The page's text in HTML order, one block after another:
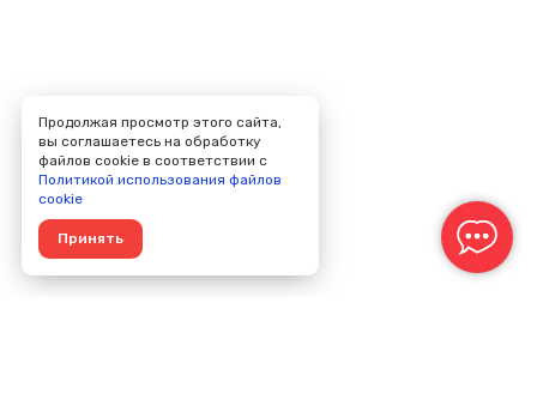
Продолжая просмотр этого сайта,
вы соглашаетесь на обработку
файлов cookie в соответствии с
Политикой использования файлов
cookie
Принять